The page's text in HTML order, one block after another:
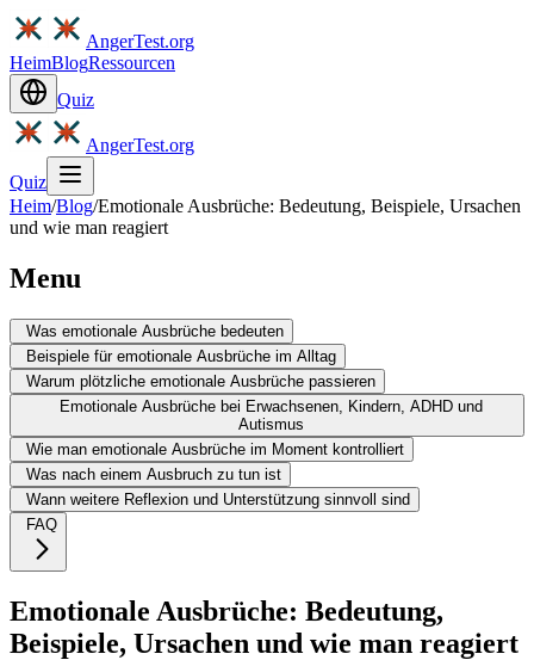
AngerTest.org
HeimBlogRessourcen
Quiz
AngerTest.org
Quiz
Heim/Blog/Emotionale Ausbrüche: Bedeutung, Beispiele, Ursachen
und wie man reagiert
Menu
Was emotionale Ausbrüche bedeuten
Beispiele für emotionale Ausbrüche im Alltag
Warum plötzliche emotionale Ausbrüche passieren
Emotionale Ausbrüche bei Erwachsenen, Kindern, ADHD und
Autismus
Wie man emotionale Ausbrüche im Moment kontrolliert
Was nach einem Ausbruch zu tun ist
Wann weitere Reflexion und Unterstützung sinnvoll sind
FAQ
Emotionale Ausbrüche: Bedeutung,
Beispiele, Ursachen und wie man reagiert